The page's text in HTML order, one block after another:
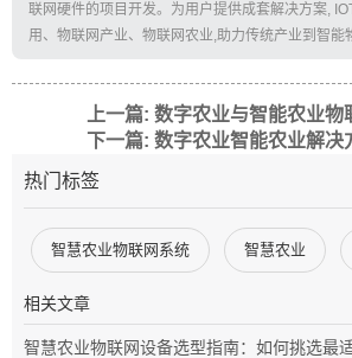
联网硬件的项目开发。为用户提供成套解决方案,
用、物联网产业、物联网农业,助力传统产业到智能
热门标签
智慧农业物联网系统 智慧农业
相关文章
智慧农业物联网设备选型指南：如何挑选最